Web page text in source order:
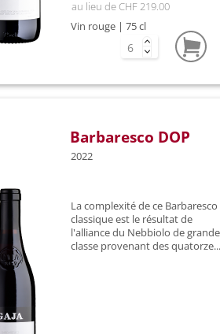
au lieu de CHF 219.00
Vin rouge | 75 cl
Barbaresco DOP
2022
La complexité de ce Barbaresco
classique est le résultat de
l'alliance du Nebbiolo de grande
classe provenant des quatorze...